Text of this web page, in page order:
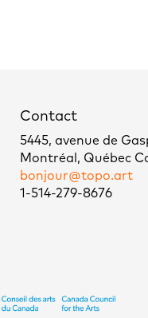
Contact
5445, avenue de
Montréal, Québec
bonjour@topo.art
1-514-279-8676